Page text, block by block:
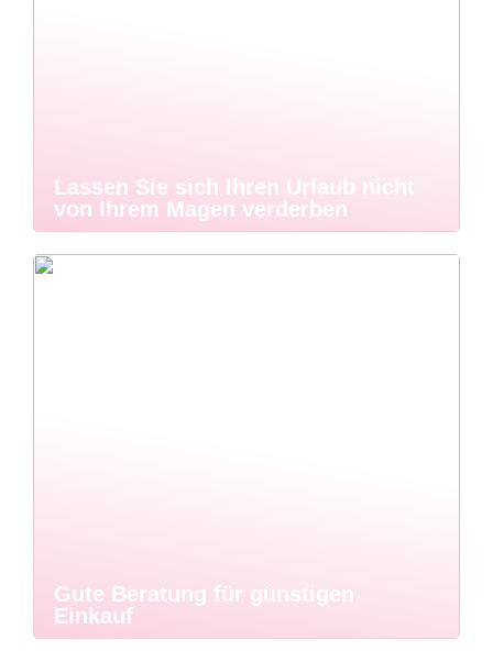
Lassen Sie sich Ihren Urlaub nicht
von Ihrem Magen verderben
Gute Beratung für günstigen
Einkauf